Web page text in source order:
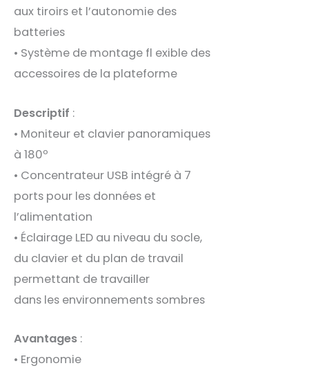
aux tiroirs et l’autonomie des
batteries
• Système de montage fl exible des
accessoires de la plateforme
Descriptif :
• Moniteur et clavier panoramiques
à 180º
• Concentrateur USB intégré à 7
ports pour les données et
l’alimentation
• Éclairage LED au niveau du socle,
du clavier et du plan de travail
permettant de travailler
dans les environnements sombres
Avantages :
• Ergonomie